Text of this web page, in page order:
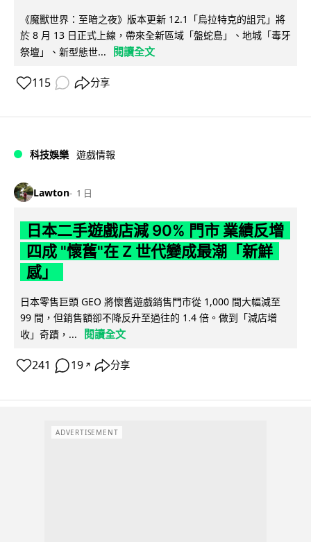
《魔獸世界：至暗之夜》版本更新 12.1「烏拉特克的詛咒」將
於 8 月 13 日正式上線，帶來全新區域「盤蛇島」、地城「毒牙
祭壇」、新型態世...
閱讀全文
115 分享
科技娛樂 遊戲情報
Lawton 1 日
日本二手遊戲店減 90% 門市 業績反增
四成 "懷舊"在 Z 世代變成最潮「新鮮
感」
日本零售巨頭 GEO 將懷舊遊戲銷售門市從 1,000 間大幅減至
99 間，但銷售額卻不降反升至過往的 1.4 倍。做到「減店增
收」奇蹟，...
閱讀全文
241 19 ↗ 分享
ADVERTISEMENT